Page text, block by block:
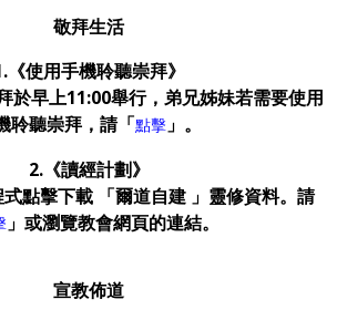
敬拜生活
《使用手機聆聽崇拜》
於早上11:00舉行，弟兄姊妹若需要使用
聆聽崇拜，請「點擊 」 。
2.《讀經計劃》
點擊下載 「爾道自建 」靈修資料。請
」或瀏覽教會網頁的連結。
宣教佈道